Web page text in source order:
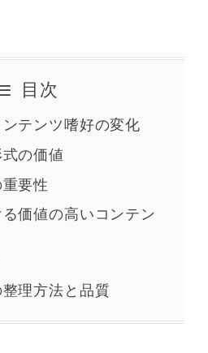
目次
テンツ嗜好の変化
の価値
要性
価値の高いコンテン
理方法と品質